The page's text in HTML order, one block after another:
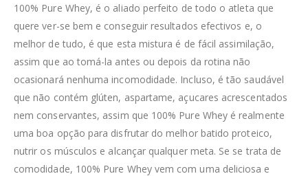
100% Pure Whey, é o aliado perfeito de todo o atleta que
quere ver-se bem e conseguir resultados efectivos e, o
melhor de tudo, é que esta mistura é de fácil assimilação,
assim que ao tomá-la antes ou depois da rotina não
ocasionará nenhuma incomodidade. Incluso, é tão saudável
que não contém glúten, aspartame, açucares acrescentados
nem conservantes, assim que 100% Pure Whey é realmente
uma boa opção para disfrutar do melhor batido proteico,
nutrir os músculos e alcançar qualquer meta. Se se trata de
comodidade, 100% Pure Whey vem com uma deliciosa e